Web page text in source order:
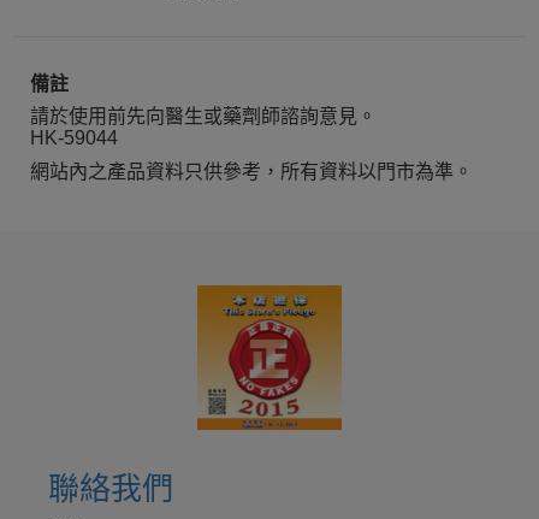
備註
請於使用前先向醫生或藥劑師諮詢意見。
HK-59044
網站內之產品資料只供參考，所有資料以門市為準。
聯絡我們